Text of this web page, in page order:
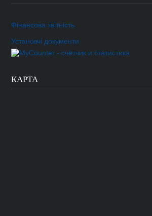
Фінансова звітність
Установчі документи
КАРТА